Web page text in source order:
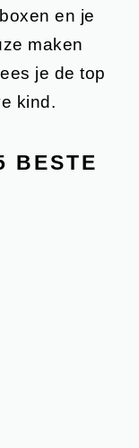
en je
maken
je de top
kind.
BESTE